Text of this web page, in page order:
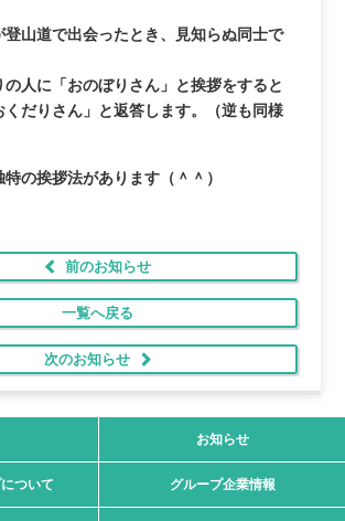
登山道で出会ったとき、見知らぬ同士で
の人に「おのぼりさん」と挨拶をすると
くだりさん」と返答します。（逆も同様
の挨拶法があります（＾＾）
前のお知らせ
一覧へ戻る
次のお知らせ
お知らせ
ついて グループ企業情報